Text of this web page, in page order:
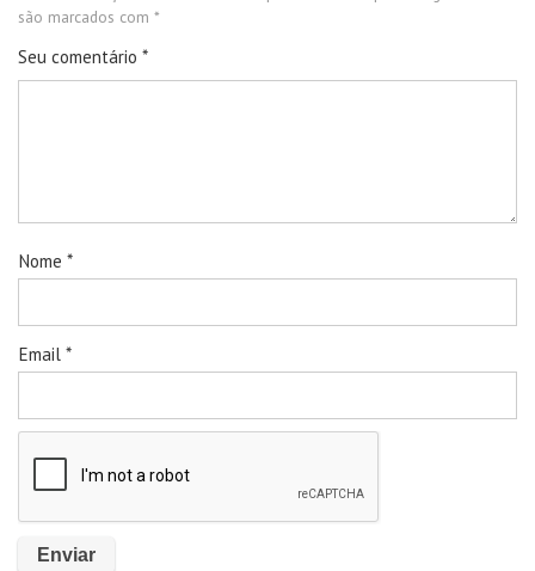
são marcados com *
Seu comentário *
Nome *
Email *